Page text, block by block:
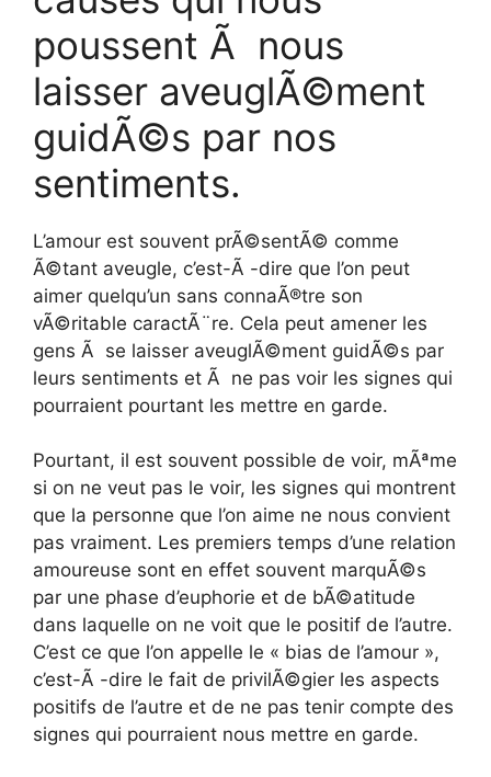
poussent Ã nous
laisser aveuglÃ©ment
guidÃ©s par nos
sentiments.
L’amour est souvent prÃ©sentÃ© comme
Ã©tant aveugle, c’est-Ã -dire que l’on peut
aimer quelqu’un sans connaÃ®tre son
vÃ©ritable caractÃ¨re. Cela peut amener les
gens Ã se laisser aveuglÃ©ment guidÃ©s par
leurs sentiments et Ã ne pas voir les signes qui
pourraient pourtant les mettre en garde.
Pourtant, il est souvent possible de voir, mÃªme
si on ne veut pas le voir, les signes qui montrent
que la personne que l’on aime ne nous convient
pas vraiment. Les premiers temps d’une relation
amoureuse sont en effet souvent marquÃ©s
par une phase d’euphorie et de bÃ©atitude
dans laquelle on ne voit que le positif de l’autre.
C’est ce que l’on appelle le « bias de l’amour »,
c’est-Ã -dire le fait de privilÃ©gier les aspects
positifs de l’autre et de ne pas tenir compte des
signes qui pourraient nous mettre en garde.